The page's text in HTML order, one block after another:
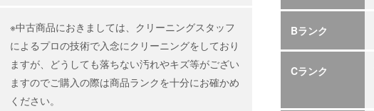
※中古商品におきましては、クリーニングスタッフ
によるプロの技術で入念にクリーニングをしており
ますが、どうしても落ちない汚れやキズ等がござい
ますのでご購入の際は商品ランクを十分にお確かめ
ください。
Bランク
Cランク